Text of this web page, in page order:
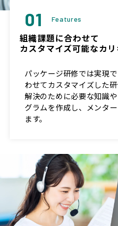
01 Features
組織課題に合わせて
カスタマイズ可能なカ
パッケージ研修では実現
わせてカスタマイズした
解決のために必要な知識
グラムを作成し、メンタ
ます。